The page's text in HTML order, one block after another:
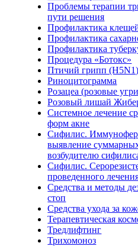
Проблемы терапии
пути решения
Профилактика
Профилактика
Профилактика
Процедура «Ботокс»
Птичий грипп (H5N1)
Риноцитограмма
Розацеа (розовые
Розовый лишай
Системное лечение
форм акне
Сифилис.
выявление
возбудителю
Сифилис.
проведенного
Средства и методы
стоп
Средства ухода за
Терапевтическая
Тредлифтинг
Трихомоноз